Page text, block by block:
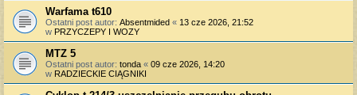
Warfama t610
Ostatni post autor: Absentmided « 13 cze 2026, 21:52
w PRZYCZEPY I WOZY
MTZ 5
Ostatni post autor: tonda « 09 cze 2026, 14:20
w RADZIECKIE CIĄGNIKI